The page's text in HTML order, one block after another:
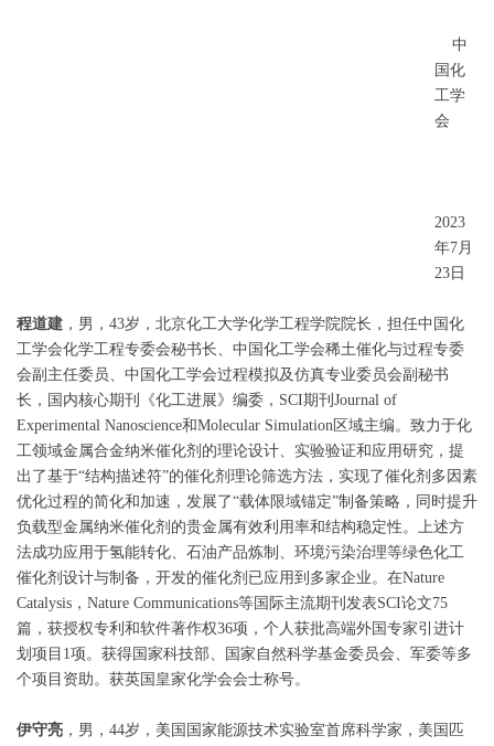
中
国化
工学
会
2023
年7月
23日
程道建 ，男，43岁，北京化工大学化学工程学院院长，担任中国化
工学会化学工程专委会秘书长、中国化工学会稀土催化与过程专委
会副主任委员、中国化工学会过程模拟及仿真专业委员会副秘书
长，国内核心期刊《化工进展》编委，SCI期刊Journal of
Experimental Nanoscience和Molecular Simulation区域主编。致力于化
工领域金属合金纳米催化剂的理论设计、实验验证和应用研究，提
出了基于“结构描述符”的催化剂理论筛选方法，实现了催化剂多因素
优化过程的简化和加速，发展了“载体限域锚定”制备策略，同时提升
负载型金属纳米催化剂的贵金属有效利用率和结构稳定性。上述方
法成功应用于氢能转化、石油产品炼制、环境污染治理等绿色化工
催化剂设计与制备，开发的催化剂已应用到多家企业。在Nature
Catalysis，Nature Communications等国际主流期刊发表SCI论文75
篇，获授权专利和软件著作权36项，个人获批高端外国专家引进计
划项目1项。获得国家科技部、国家自然科学基金委员会、军委等多
个项目资助。获英国皇家化学会会士称号。
伊守亮 ，男，44岁，美国国家能源技术实验室首席科学家，美国匹